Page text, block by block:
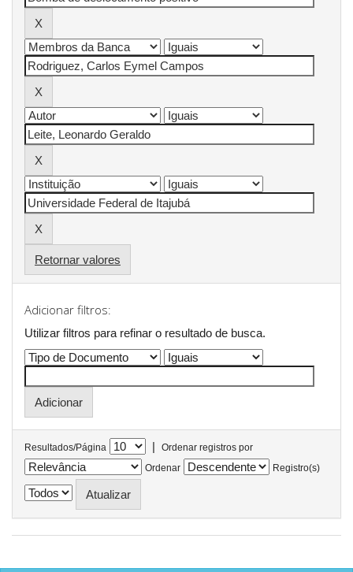
Retornar valores
Adicionar filtros:
Utilizar filtros para refinar o resultado de busca.
Resultados/Página |
Ordenar registros por
Ordenar
Registro(s)